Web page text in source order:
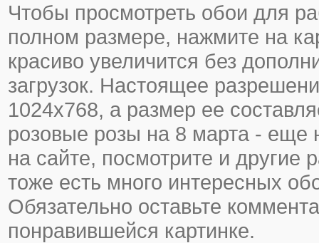
Чтобы просмотреть обои для
полном размере, нажмите на
красиво увеличится без
загрузок. Настоящее
1024х768, а размер ее
розовые розы на 8 марта - еще
на сайте, посмотрите и другие
тоже есть много интересных
Обязательно оставьте
понравившейся картинке.